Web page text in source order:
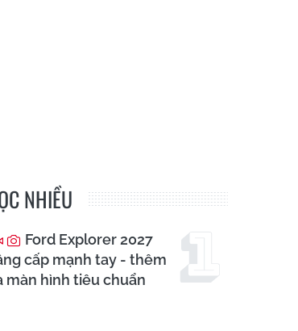
NHIỀU
Ford Explorer 2027
cấp mạnh tay - thêm
màn hình tiêu chuẩn